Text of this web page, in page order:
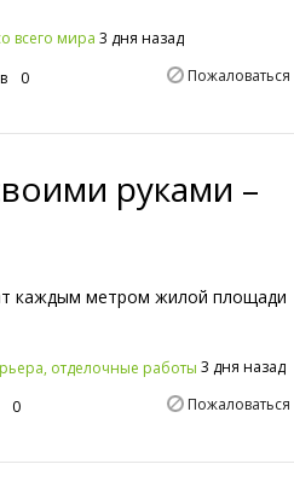
всего мира 3 дня назад
Пожаловаться
0
руками –
каждым метром жилой площади
отделочные работы 3 дня назад
Пожаловаться
0